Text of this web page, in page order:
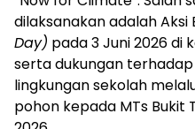
dilaksanakan adalah
Day) pada 3 Juni 2026 di
serta dukungan
lingkungan sekolah
pohon kepada MTs Bukit